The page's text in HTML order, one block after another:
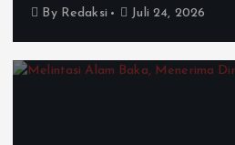
By Redaksi Juli 24, 2026